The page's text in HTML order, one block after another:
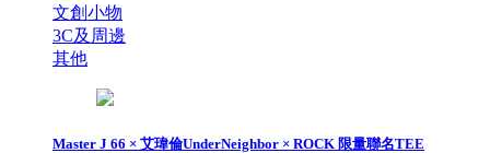
文創小物
3C及周邊
其他
Master J 66 × 艾瑋倫UnderNeighbor × ROCK 限量聯名TEE